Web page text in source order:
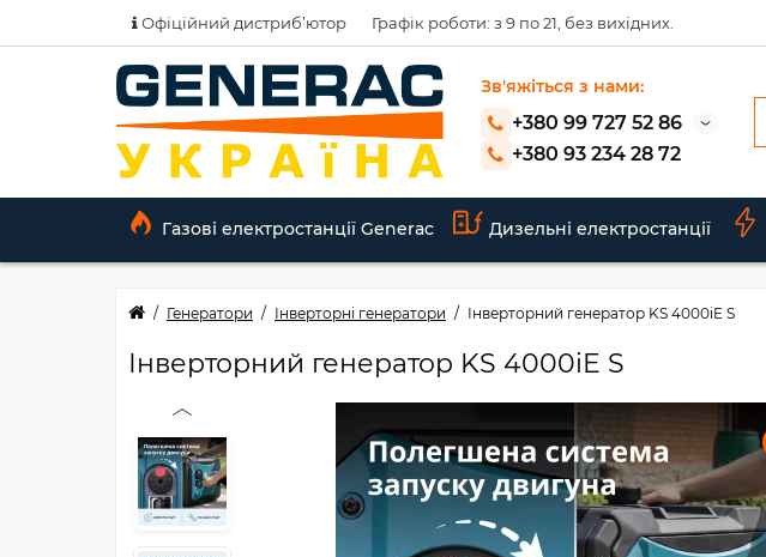
Офіційний дистриб’ютор Графік роботи: з 9 по 21, без вихідних.
Зв'яжіться з нами:
+380 99 727 52 86
+380 93 234 28 72
Газові електростанції Generac Дизельні електростанції
Генератори Інверторні генератори Інверторний генератор KS 4000iE S
Інверторний генератор KS 4000iE S